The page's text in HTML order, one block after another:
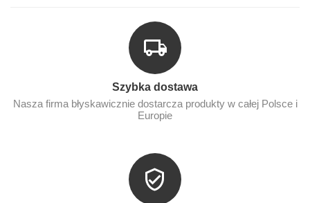
Szybka dostawa
Nasza firma błyskawicznie dostarcza produkty w całej Polsce i
Europie